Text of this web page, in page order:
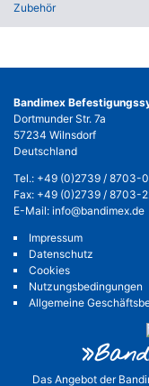
Zubehör
Bandimex
Dortmunder Str. 7a
57234 Wilnsdorf
Deutschland
Tel.: +49 (0)2739 / 8703-0
Fax: +49 (0)2739 / 8703-
E-Mail: info@bandimex.de
Impressum
Datenschutz
Cookies
Nutzungsbedingungen
Allgemeine
Das Angebot der